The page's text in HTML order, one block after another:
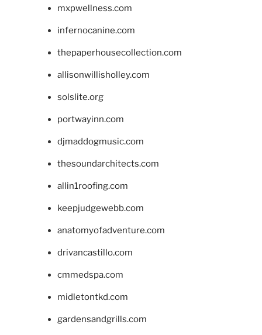
mxpwellness.com
infernocanine.com
thepaperhousecollection.com
allisonwillisholley.com
solslite.org
portwayinn.com
djmaddogmusic.com
thesoundarchitects.com
allin1roofing.com
keepjudgewebb.com
anatomyofadventure.com
drivancastillo.com
cmmedspa.com
midletontkd.com
gardensandgrills.com